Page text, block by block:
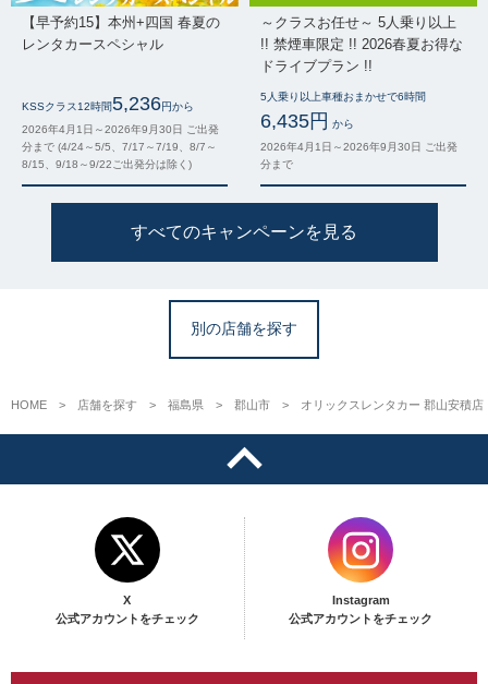
【早予約15】本州+四国 春夏の
レンタカースペシャル
KSSクラス12時間5,236円から
2026年4月1日～2026年9月30日 ご出発
分まで (4/24～5/5、7/17～7/19、8/7～
8/15、9/18～9/22ご出発分は除く)
～クラスお任せ～ 5人乗り以上
!! 禁煙車限定 !! 2026春夏お得な
ドライブプラン !!
5人乗り以上車種おまかせで6時間
6,435円 から
2026年4月1日～2026年9月30日 ご出発
分まで
すべてのキャンペーンを見る
別の店舗を探す
HOME 店舗を探す 福島県 郡山市 オリックスレンタカー 郡山安積店
X
公式アカウントをチェック
Instagram
公式アカウントをチェック